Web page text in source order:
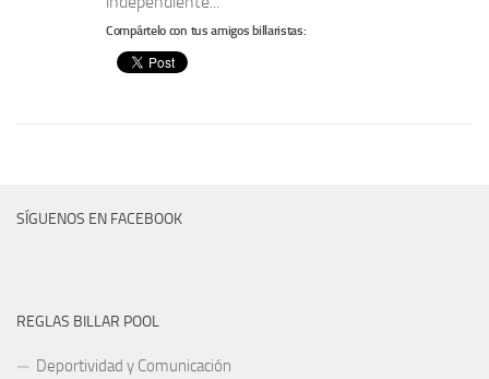
Compártelo con tus amigos billaristas:
SÍGUENOS EN FACEBOOK
REGLAS BILLAR POOL
Deportividad y Comunicación